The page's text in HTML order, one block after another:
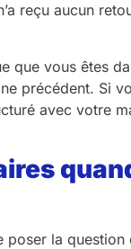
reçu aucun
que vous êtes
précédent. Si
avec votre
la